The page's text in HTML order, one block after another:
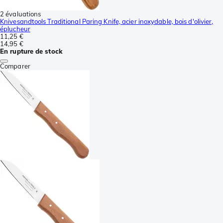
2 évaluations
Knivesandtools Traditional Paring Knife, acier inoxydable, bois d'olivier,
éplucheur
11,25 €
14,95 €
En rupture de stock
Comparer